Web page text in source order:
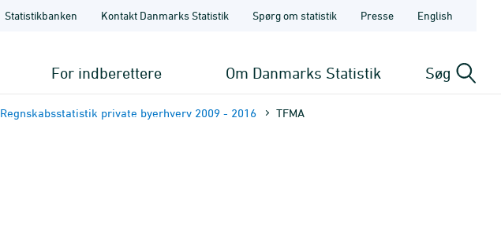
Statistikbanken Kontakt Danmarks Statistik Spørg om statistik Presse English
For indberettere Om Danmarks Statistik Søg
Regnskabsstatistik private byerhverv 2009 - 2016 TFMA